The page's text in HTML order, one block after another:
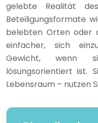
gelebte Realität
Beteiligungsformate
belebten Orten oder
einfacher, sich
Gewicht, wenn
lösungsorientiert ist.
Lebensraum – nutzen